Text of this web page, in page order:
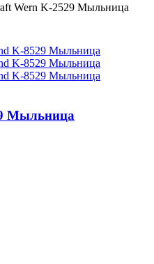
Wern K-2529 Мыльница
Мыльница